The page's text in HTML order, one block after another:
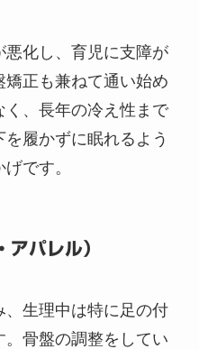
化し、育児に支障が
正も兼ねて通い始め
く、長年の冷え性まで
履かずに眠れるよう
です。
パレル）
生理中は特に足の付
骨盤の調整をしてい